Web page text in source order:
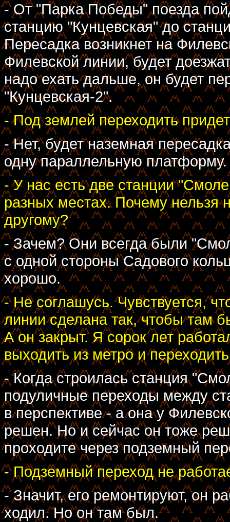
- От "Парка Победы" поезда
станцию "Кунцевская" до
Пересадка возникнет на
Филевской линии, будет
надо ехать дальше, он будет
"Кунцевская-2".
- Под землей переходить
- Нет, будет наземная
одну параллельную платформу.
- У нас есть две станции
разных местах. Почему нельзя
другому?
- Зачем? Они всегда были
с одной стороны Садового
хорошо.
- Не соглашусь. Чувствуется,
линии сделана так, чтобы там
А он закрыт. Я сорок лет
выходить из метро и
- Когда строилась станция
подуличные переходы между
в перспективе - а она у
решен. Но и сейчас он тоже
проходите через подземный
- Подземный переход не
- Значит, его ремонтируют, он
ходил. Но он там был.